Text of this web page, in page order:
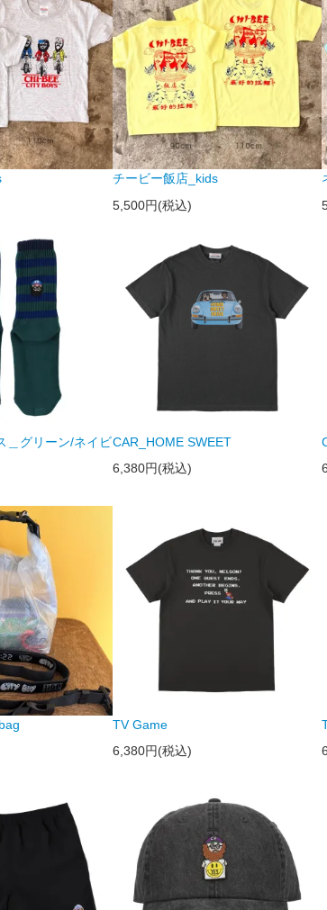
チービー飯店_kids
5,500円(税込)
＿グリーン/ネイビCAR_HOME SWEET
6,380円(税込)
TV Game
6,380円(税込)